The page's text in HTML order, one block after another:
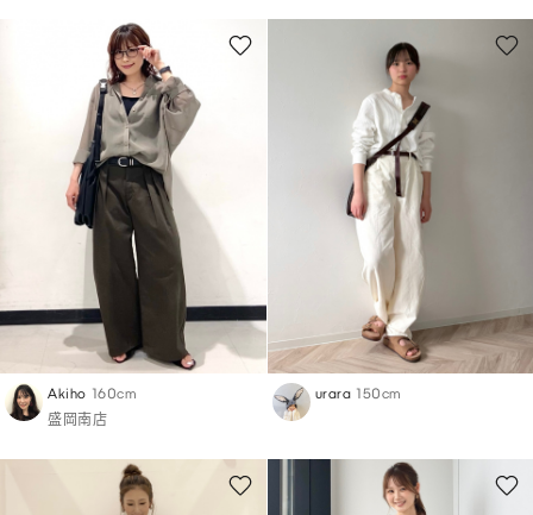
Akiho 160cm
盛岡南店
urara 150cm